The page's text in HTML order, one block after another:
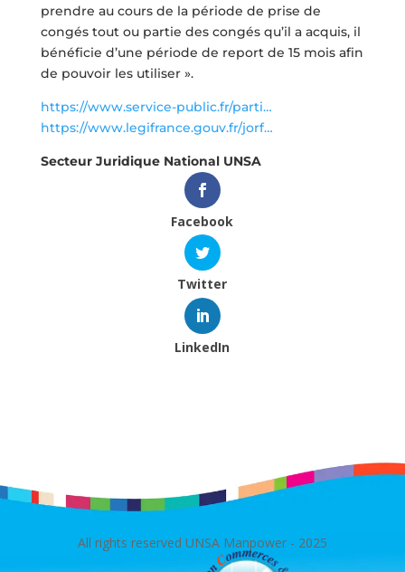
prendre au cours de la période de prise de
congés tout ou partie des congés qu’il a acquis, il
bénéficie d’une période de report de 15 mois afin
de pouvoir les utiliser ».
https://www.service-public.fr/parti…
https://www.legifrance.gouv.fr/jorf…
Secteur Juridique National UNSA
Facebook
Twitter
LinkedIn
All rights reserved UNSA Manpower - 2025